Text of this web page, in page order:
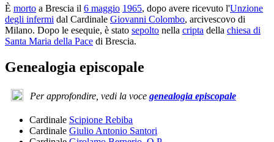
È morto a Brescia il 6 maggio 1965, dopo avere ricevuto l'Unzione
degli infermi dal Cardinale Giovanni Colombo, arcivescovo di
Milano. Dopo le esequie, è stato sepolto nella cripta della chiesa di
Santa Maria della Pace di Brescia.
Genealogia episcopale
Per approfondire, vedi la voce genealogia episcopale
Cardinale Scipione Rebiba
Cardinale Giulio Antonio Santori